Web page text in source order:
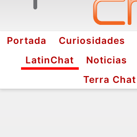
Portada Curiosidades
LatinChat
Noticias
Terra Chat